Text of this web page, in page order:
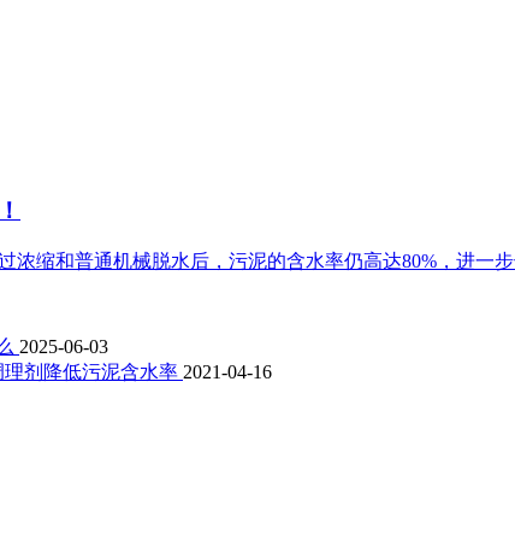
浓缩和普通机械脱水后，污泥的含水率仍高达80%，进一
2025-06-03
剂降低污泥含水率 2021-04-16